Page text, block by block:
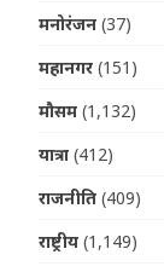
मनोरंजन (37)
महानगर (151)
मौसम (1,132)
यात्रा (412)
राजनीति (409)
राष्ट्रीय (1,149)